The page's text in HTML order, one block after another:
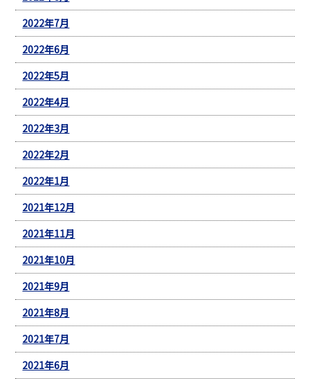
2022年7月
2022年6月
2022年5月
2022年4月
2022年3月
2022年2月
2022年1月
2021年12月
2021年11月
2021年10月
2021年9月
2021年8月
2021年7月
2021年6月